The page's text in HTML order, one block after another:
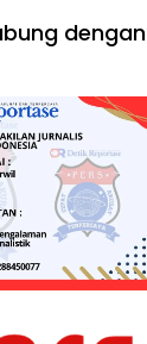
dengan